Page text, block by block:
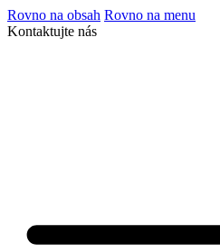
Rovno na obsah Rovno na menu
Kontaktujte nás